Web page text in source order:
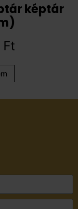
képtár
Ft